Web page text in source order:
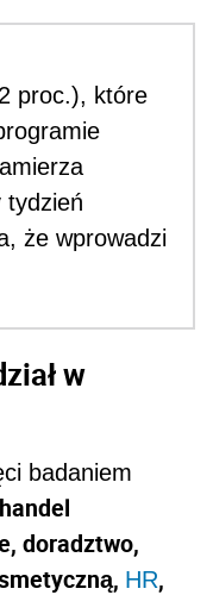
proc.), które
tydzień
że wprowadzi
w
badaniem
handel
doradztwo,
HR,